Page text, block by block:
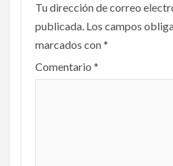
Tu dirección de correo
publicada. Los campos
marcados con*
Comentario *